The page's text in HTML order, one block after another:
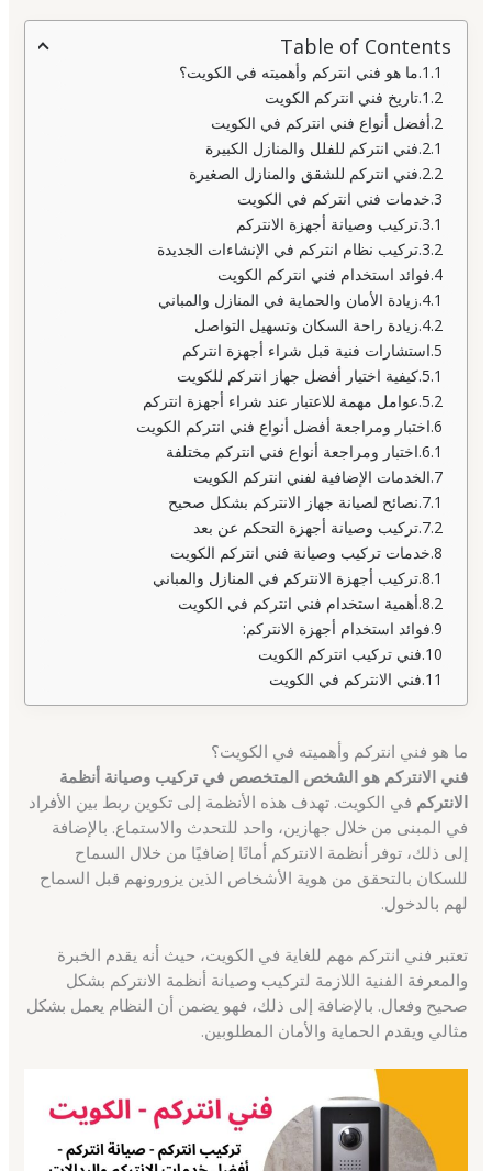
Table of Contents
ما هو فني انتركم وأهميته في الكويت؟
تاريخ فني انتركم الكويت
أفضل أنواع فني انتركم في الكويت
فني انتركم للفلل والمنازل الكبيرة
فني انتركم للشقق والمنازل الصغيرة
خدمات فني انتركم في الكويت
تركيب وصيانة أجهزة الانتركم
تركيب نظام انتركم في الإنشاءات الجديدة
فوائد استخدام فني انتركم الكويت
زيادة الأمان والحماية في المنازل والمباني
زيادة راحة السكان وتسهيل التواصل
استشارات فنية قبل شراء أجهزة انتركم
كيفية اختيار أفضل جهاز انتركم للكويت
عوامل مهمة للاعتبار عند شراء أجهزة انتركم
اختبار ومراجعة أفضل أنواع فني انتركم الكويت
اختبار ومراجعة أنواع فني انتركم مختلفة
الخدمات الإضافية لفني انتركم الكويت
نصائح لصيانة جهاز الانتركم بشكل صحيح
تركيب وصيانة أجهزة التحكم عن بعد
خدمات تركيب وصيانة فني انتركم الكويت
تركيب أجهزة الانتركم في المنازل والمباني
أهمية استخدام فني انتركم في الكويت
فوائد استخدام أجهزة الانتركم:
فني تركيب انتركم الكويت
فني الانتركم في الكويت
ما هو فني انتركم وأهميته في الكويت؟
فني الانتركم هو الشخص المتخصص في تركيب وصيانة أنظمة
الانتركم في الكويت. تهدف هذه الأنظمة إلى تكوين ربط بين الأفراد
في المبنى من خلال جهازين، واحد للتحدث والاستماع. بالإضافة
إلى ذلك، توفر أنظمة الانتركم أمانًا إضافيًا من خلال السماح
للسكان بالتحقق من هوية الأشخاص الذين يزورونهم قبل السماح
لهم بالدخول.
تعتبر فني انتركم مهم للغاية في الكويت، حيث أنه يقدم الخبرة
والمعرفة الفنية اللازمة لتركيب وصيانة أنظمة الانتركم بشكل
صحيح وفعال. بالإضافة إلى ذلك، فهو يضمن أن النظام يعمل بشكل
مثالي ويقدم الحماية والأمان المطلوبين.